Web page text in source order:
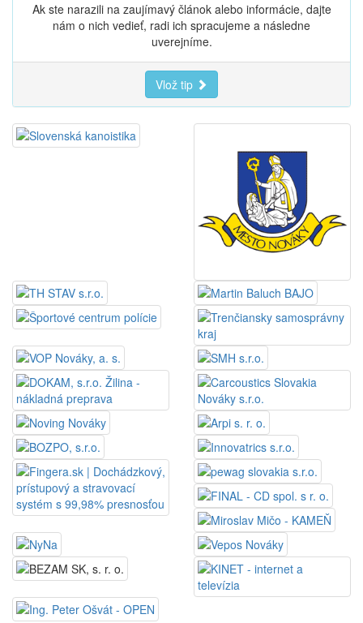
Ak ste narazili na zaujímavý článok alebo informácie, dajte
nám o nich vedieť, radi ich spracujeme a následne
uverejníme.
Vlož tip